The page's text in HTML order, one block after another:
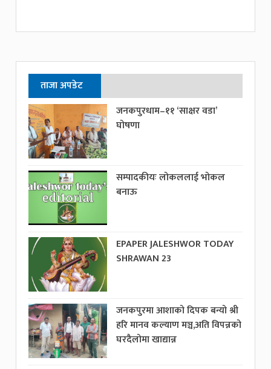
ताजा अपडेट
जनकपुरधाम–११ ‘साक्षर वडा’
घोषणा
सम्पादकीयः लोकललाई भोकल
बनाऊ
EPAPER JALESHWOR TODAY
SHRAWAN 23
जनकपुरमा आशाको दिपक बन्यो श्री
हरि मानव कल्याण मञ्च,अति विपन्नको
घरदैलोमा खाद्यान्न